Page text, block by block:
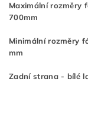
Maximální rozměry
700mm
Minimální rozměry
mm
Zadní strana - bílé